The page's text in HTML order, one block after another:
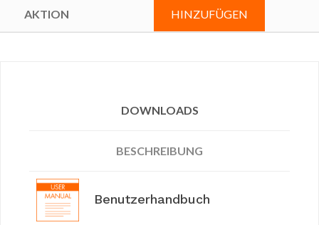
HINZUFÜGEN
DOWNLOADS
BESCHREIBUNG
Benutzerhandbuch